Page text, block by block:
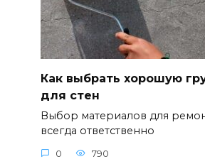
Как выбрать хорошую
для стен
Выбор материалов для
всегда ответственно
0 790